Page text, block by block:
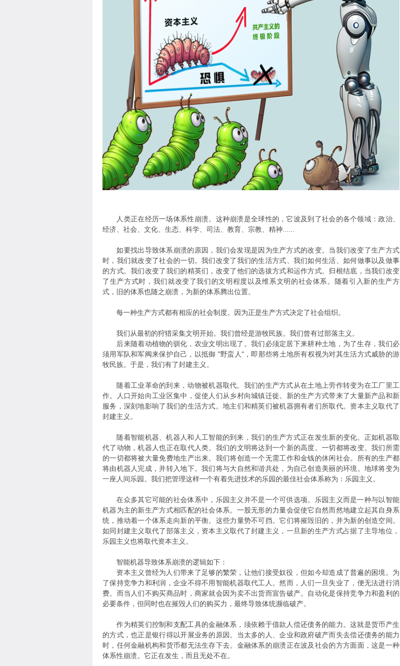
人类正在经历一场体系性崩溃。这种崩溃是全球性的，它波及到了社会的各个领域：政治、
经济、社会、文化、生态、科学、司法、教育、宗教、精神......
如要找出导致体系崩溃的原因，我们会发现是因为生产方式的改变。当我们改变了生产方式
时，我们就改变了社会的一切。我们改变了我们的生活方式、我们如何生活、如何做事以及做事
的方式。我们改变了我们的精英们，改变了他们的选拔方式和运作方式。归根结底，当我们改变
了生产方式时，我们就改变了我们的文明程度以及维系文明的社会体系。随着引入新的生产方
式，旧的体系也随之崩溃，为新的体系腾出位置。
每一种生产方式都有相应的社会制度。因为正是生产方式决定了社会组织。
我们从最初的狩猎采集文明开始。我们曾经是游牧民族。我们曾有过部落主义。
后来随着动植物的驯化，农业文明出现了。我们必须定居下来耕种土地，为了生存，我们必
须用军队和军阀来保护自己，以抵御 "野蛮人"，即那些将土地所有权视为对其生活方式威胁的游
牧民族。于是，我们有了封建主义。
随着工业革命的到来，动物被机器取代。我们的生产方式从在土地上劳作转变为在工厂里工
作。人口开始向工业区集中，促使人们从乡村向城镇迁徙。新的生产方式带来了大量新产品和新
服务，深刻地影响了我们的生活方式。地主们和精英们被机器拥有者们所取代。资本主义取代了
封建主义。
随着智能机器、机器人和人工智能的到来，我们的生产方式正在发生新的变化。正如机器取
代了动物，机器人也正在取代人类。我们的文明将达到一个新的高度。一切都将改变。我们所需
的一切都将被大量免费地生产出来。我们将创造一个无需工作和金钱的休闲社会。所有的生产都
将由机器人完成，并转入地下。我们将与大自然和谐共处，为自己创造美丽的环境。地球将变为
一座人间乐园。我们把管理这样一个有着先进技术的乐园的最佳社会体系称为：乐园主义。
在众多其它可能的社会体系中，乐园主义并不是一个可供选项。乐园主义而是一种与以智能
机器为主的新生产方式相匹配的社会体系。一股无形的力量会促使它自然而然地建立起其自身系
统，推动着一个体系走向新的平衡。这些力量势不可挡。它们将摧毁旧的，并为新的创造空间。
如同封建主义取代了部落主义，资本主义取代了封建主义，一旦新的生产方式占据了主导地位，
乐园主义也将取代资本主义。
智能机器导致体系崩溃的逻辑如下：
资本主义曾经为人们带来了足够的繁荣，让他们接受奴役，但如今却造成了普遍的困境。为
了保持竞争力和利润，企业不得不用智能机器取代工人。然而，人们一旦失业了，便无法进行消
费。而当人们不购买商品时，商家就会因为卖不出货而宣告破产。自动化是保持竞争力和盈利的
必要条件，但同时也在摧毁人们的购买力，最终导致体统濒临破产。
作为精英们控制和支配工具的金融体系，须依赖于借款人偿还债务的能力。这就是货币产生
的方式，也正是银行得以开展业务的原因。当太多的人、企业和政府破产而失去偿还债务的能力
时，任何金融机构和货币都无法生存下去。金融体系的崩溃正在波及社会的方方面面，这是一种
体系性崩溃。它正在发生，而且无处不在。